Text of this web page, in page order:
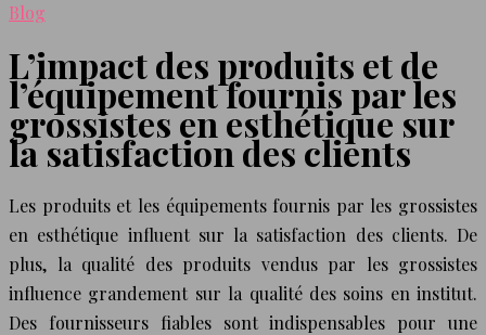
Blog
L’impact des produits et de
l’équipement fournis par les
grossistes en esthétique sur
la satisfaction des clients
Les produits et les équipements fournis par les grossistes
en esthétique influent sur la satisfaction des clients. De
plus, la qualité des produits vendus par les grossistes
influence grandement sur la qualité des soins en institut.
Des fournisseurs fiables sont indispensables pour une